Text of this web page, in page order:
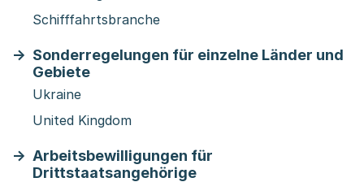
Schifffahrtsbranche
Sonderregelungen für einzelne Länder und
Gebiete
Ukraine
United Kingdom
Arbeitsbewilligungen für
Drittstaatsangehörige